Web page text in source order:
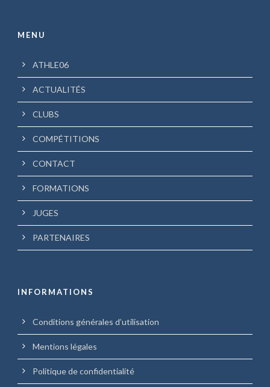
MENU
ATHLE06
ACTUALITÉS
CLUBS
COMPÉTITIONS
CONTACT
FORMATIONS
JUGES
PARTENAIRES
INFORMATIONS
Conditions générales d’utilisation
Mentions légales
Politique de confidentialité